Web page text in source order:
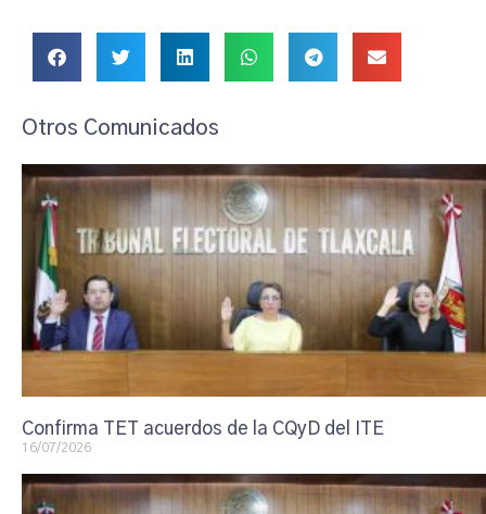
Otros Comunicados
Confirma TET acuerdos de la CQyD del ITE
16/07/2026